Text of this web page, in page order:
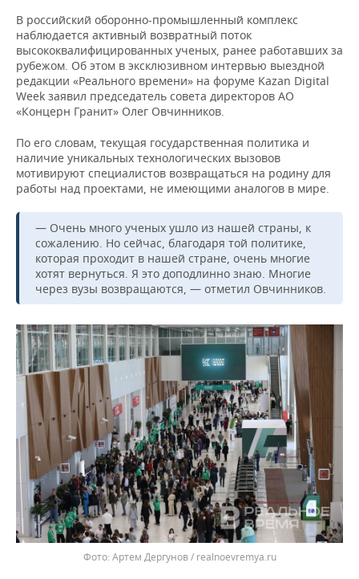
ВОЛЕЙБОЛ
КИБЕРСПОРТ
ФИГУРНОЕ КАТАНИЕ
ВОДНЫЕ ВИДЫ СПОРТА
ХОККЕЙ С МЯЧОМ
ИСТОРИЯ
КУЛЬТУРА
МЕДИЦИНА
ОБРАЗОВАНИЕ
ПРОИСШЕСТВИЯ
СПИСОК ПЕРСОН
СПИСОК КОМПАНИЙ
ПОЛНАЯ ВЕРСИЯ
В российский оборонно-промышленный комплекс
наблюдается активный возвратный поток
высококвалифицированных ученых, ранее работавших за
рубежом. Об этом в эксклюзивном интервью выездной
редакции «Реального времени» на форуме Kazan Digital
Week заявил председатель совета директоров АО
«Концерн Гранит» Олег Овчинников.
По его словам, текущая государственная политика и
наличие уникальных технологических вызовов
мотивируют специалистов возвращаться на родину для
работы над проектами, не имеющими аналогов в мире.
— Очень много ученых ушло из нашей страны, к
сожалению. Но сейчас, благодаря той политике,
которая проходит в нашей стране, очень многие
хотят вернуться. Я это доподлинно знаю. Многие
через вузы возвращаются, — отметил Овчинников.
Артем Дергунов / realnoevremya.ru